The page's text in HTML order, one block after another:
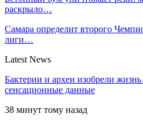
раскрыло…
Самара определит второго
лиги…
Latest News
Бактерии и археи изобрели
сенсационные данные
38 минут тому назад